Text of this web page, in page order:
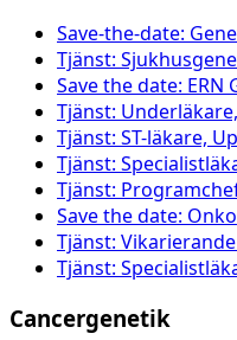
Save-the-date:
Tjänst:
Save the date: ERN
Tjänst:
Tjänst: ST-läkare,
Tjänst:
Tjänst:
Save the date:
Tjänst:
Tjänst:
Cancergenetik